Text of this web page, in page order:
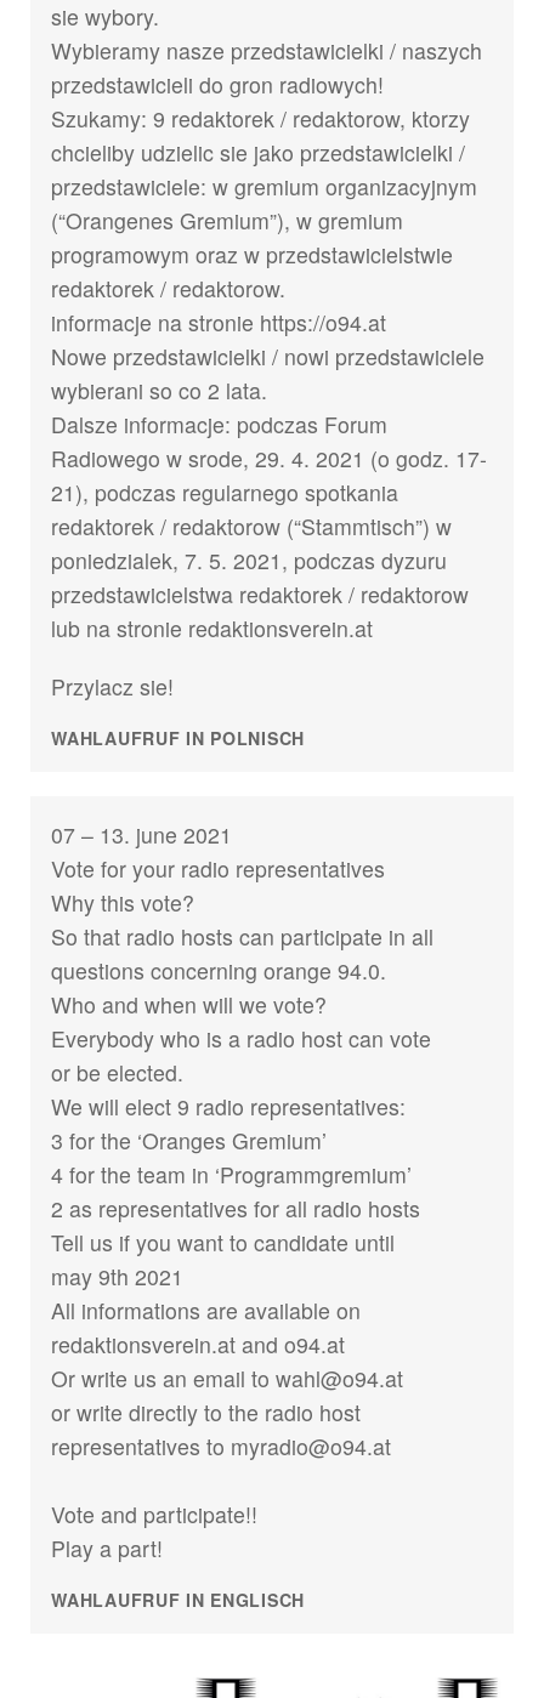
sie wybory.
Wybieramy nasze przedstawicielki / naszych
przedstawicieli do gron radiowych!
Szukamy: 9 redaktorek / redaktorow, ktorzy
chcieliby udzielic sie jako przedstawicielki /
przedstawiciele: w gremium organizacyjnym
(“Orangenes Gremium”), w gremium
programowym oraz w przedstawicielstwie
redaktorek / redaktorow.
informacje na stronie https://o94.at
Nowe przedstawicielki / nowi przedstawiciele
wybierani so co 2 lata.
Dalsze informacje: podczas Forum
Radiowego w srode, 29. 4. 2021 (o godz. 17-
21), podczas regularnego spotkania
redaktorek / redaktorow (“Stammtisch”) w
poniedzialek, 7. 5. 2021, podczas dyzuru
przedstawicielstwa redaktorek / redaktorow
lub na stronie redaktionsverein.at
Przylacz sie!
WAHLAUFRUF IN POLNISCH
07 – 13. june 2021
Vote for your radio representatives
Why this vote?
So that radio hosts can participate in all
questions concerning orange 94.0.
Who and when will we vote?
Everybody who is a radio host can vote
or be elected.
We will elect 9 radio representatives:
3 for the ‘Oranges Gremium’
4 for the team in ‘Programmgremium’
2 as representatives for all radio hosts
Tell us if you want to candidate until
may 9th 2021
All informations are available on
redaktionsverein.at and o94.at
Or write us an email to wahl@o94.at
or write directly to the radio host
representatives to myradio@o94.at
Vote and participate!!
Play a part!
WAHLAUFRUF IN ENGLISCH